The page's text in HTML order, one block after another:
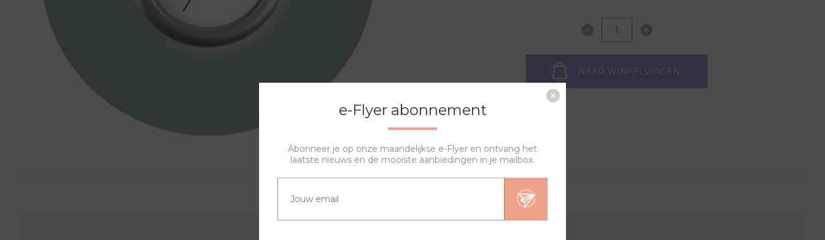
NAAR WINKELWAGEN
e-Flyer abonnement
Abonneer je op onze maandelijkse e-Flyer en ontvang het
laatste nieuws en de mooiste aanbiedingen in je mailbox.